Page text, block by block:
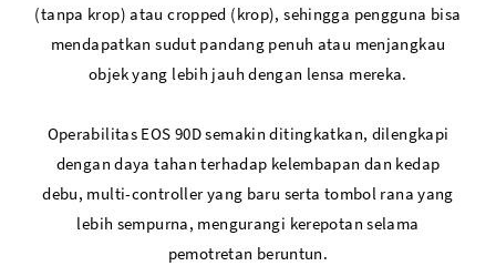
(tanpa krop) atau cropped (krop), sehingga pengguna bisa
mendapatkan sudut pandang penuh atau menjangkau
objek yang lebih jauh dengan lensa mereka.
Operabilitas EOS 90D semakin ditingkatkan, dilengkapi
dengan daya tahan terhadap kelembapan dan kedap
debu, multi-controller yang baru serta tombol rana yang
lebih sempurna, mengurangi kerepotan selama
pemotretan beruntun.